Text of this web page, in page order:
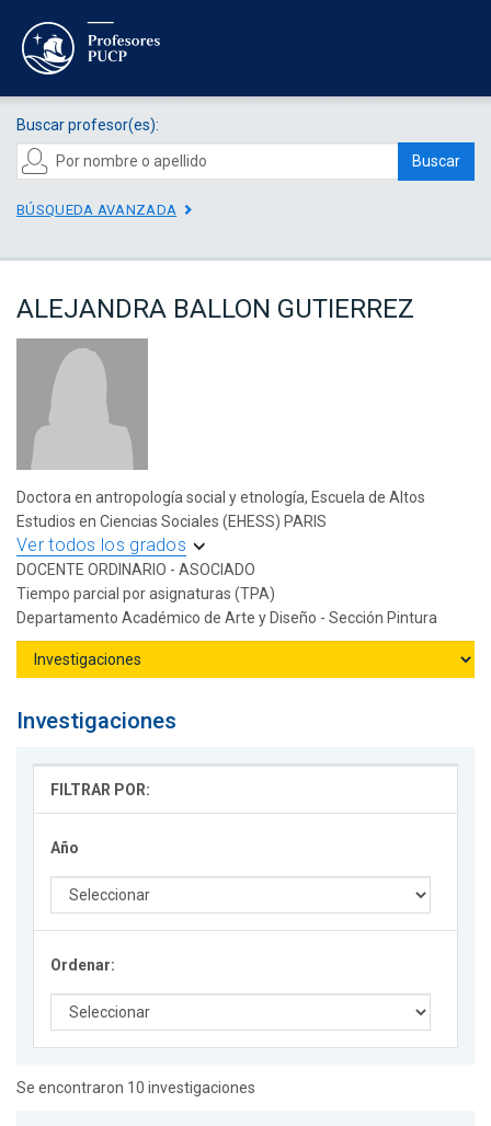
Buscar profesor(es):
Buscar
BÚSQUEDA AVANZADA
ALEJANDRA BALLON GUTIERREZ
Doctora en antropología social y etnología, Escuela de Altos
Estudios en Ciencias Sociales (EHESS) PARIS
Ver todos los grados
DOCENTE ORDINARIO - ASOCIADO
Tiempo parcial por asignaturas (TPA)
Departamento Académico de Arte y Diseño - Sección Pintura
Investigaciones
FILTRAR POR:
Año
Ordenar:
Se encontraron 10 investigaciones